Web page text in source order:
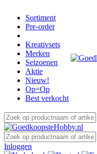
Sortiment
Pre-order
Kreativsets
Merken
Seizoenen
Aktie
Nieuw!
Op=Op
Best verkocht
Inloggen